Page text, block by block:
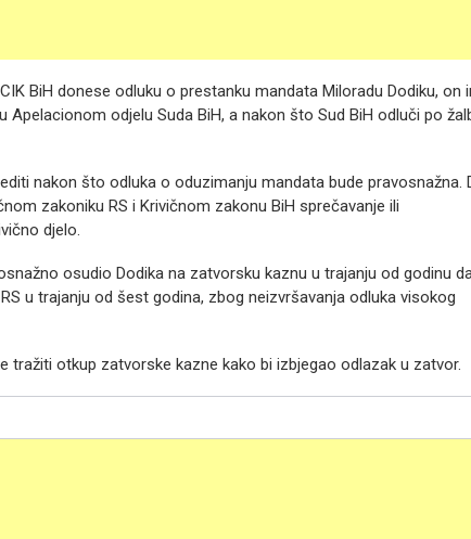
BiH donese odluku o prestanku mandata Miloradu Dodiku, on
Apelacionom odjelu Suda BiH, a nakon što Sud BiH odluči po
nakon što odluka o oduzimanju mandata bude pravosnažna.
zakoniku RS i Krivičnom zakonu BiH sprečavanje ili
djelo.
osudio Dodika na zatvorsku kaznu u trajanju od godinu
u trajanju od šest godina, zbog neizvršavanja odluka visokog
tražiti otkup zatvorske kazne kako bi izbjegao odlazak u zatvor.